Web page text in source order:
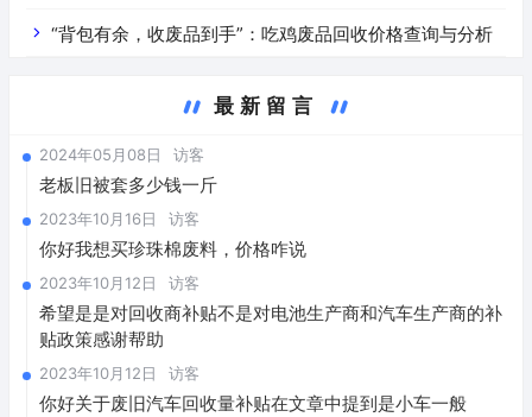
“背包有余，收废品到手”：吃鸡废品回收价格查询与分析
最新留言
2024年05月08日 访客
老板旧被套多少钱一斤
2023年10月16日 访客
你好我想买珍珠棉废料，价格咋说
2023年10月12日 访客
希望是是对回收商补贴不是对电池生产商和汽车生产商的补
贴政策感谢帮助
2023年10月12日 访客
你好关于废旧汽车回收量补贴在文章中提到是小车一般